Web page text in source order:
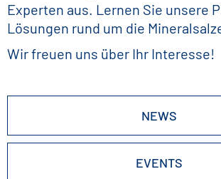
Experten aus. Lernen Sie unsere
Lösungen rund um die
Wir freuen uns über Ihr Interesse!
NEWS
EVENTS